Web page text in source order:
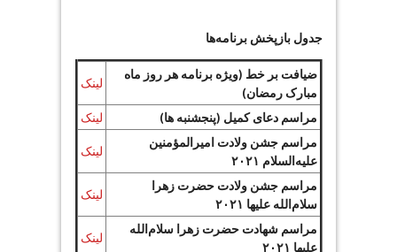
جدول بازپخش برنامه‌ها
ضیافت بر خط (ویژه برنامه هر روز ماه
مبارک رمضان)
لینک
مراسم دعای کمیل (پنجشنبه ها)
لینک
مراسم جشن ولادت امیرالمؤمنین
علیه‌السلام ۲۰۲۱
لینک
مراسم جشن ولادت حضرت زهرا
سلام‌الله علیها ۲۰۲۱
لینک
مراسم شهادت حضرت زهرا سلام‌الله
علیها ۲۰۲۱
لینک